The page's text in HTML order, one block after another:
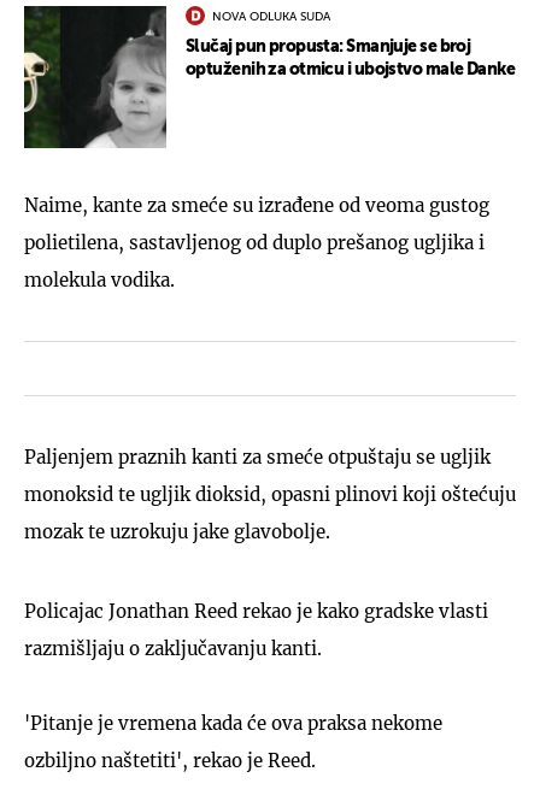
NOVA ODLUKA SUDA
Slučaj pun propusta: Smanjuje se broj
optuženih za otmicu i ubojstvo male Danke
Naime, kante za smeće su izrađene od veoma gustog
polietilena, sastavljenog od duplo prešanog ugljika i
molekula vodika.
Paljenjem praznih kanti za smeće otpuštaju se ugljik
monoksid te ugljik dioksid, opasni plinovi koji oštećuju
mozak te uzrokuju jake glavobolje.
Policajac Jonathan Reed rekao je kako gradske vlasti
razmišljaju o zaključavanju kanti.
'Pitanje je vremena kada će ova praksa nekome
ozbiljno naštetiti', rekao je Reed.